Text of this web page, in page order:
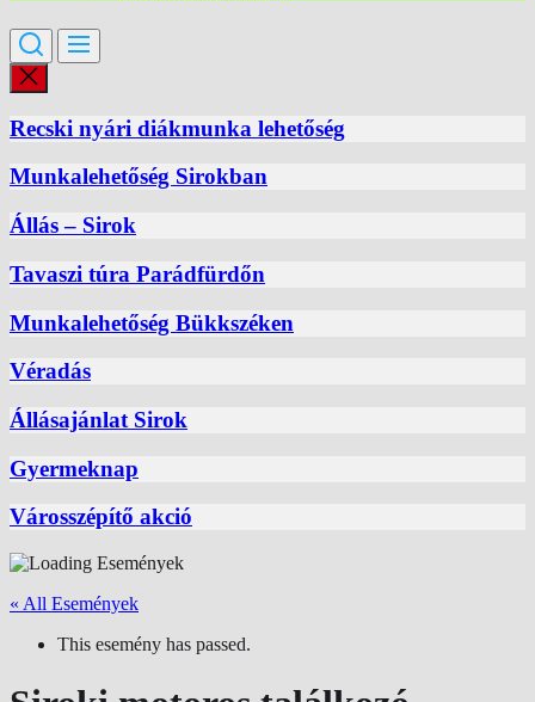
Recski nyári diákmunka lehetőség
Munkalehetőség Sirokban
Állás – Sirok
Tavaszi túra Parádfürdőn
Munkalehetőség Bükkszéken
Véradás
Állásajánlat Sirok
Gyermeknap
Városszépítő akció
« All Események
This esemény has passed.